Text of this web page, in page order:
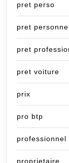
pret perso
pret
pret
pret voiture
prix
pro btp
professionnel
proprietaire